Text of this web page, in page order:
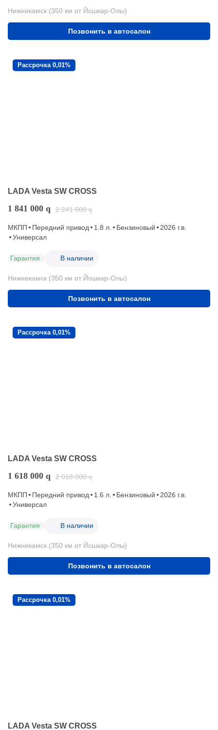
Нижнекамск (350 км от Йошкар-Олы)
Позвонить в автосалон
Рассрочка 0,01%
LADA Vesta SW CROSS
1 841 000 q 2 241 000 q
МКПП Передний привод 1.8 л. Бензиновый
2026 г.в.
Универсал
Гарантия В наличии
Нижнекамск (350 км от Йошкар-Олы)
Позвонить в автосалон
Рассрочка 0,01%
LADA Vesta SW CROSS
1 618 000 q 2 018 000 q
МКПП Передний привод 1.6 л. Бензиновый
2026 г.в.
Универсал
Гарантия В наличии
Нижнекамск (350 км от Йошкар-Олы)
Позвонить в автосалон
Рассрочка 0,01%
LADA Vesta SW CROSS